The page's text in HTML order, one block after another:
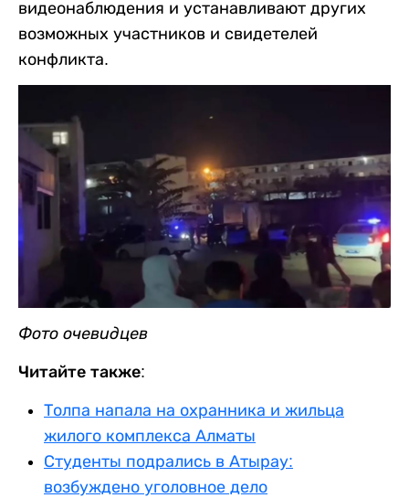
видеонаблюдения и устанавливают других
возможных участников и свидетелей
конфликта.
Фото очевидцев
Читайте также:
Толпа напала на охранника и жильца
жилого комплекса Алматы
Студенты подрались в Атырау:
возбуждено уголовное дело